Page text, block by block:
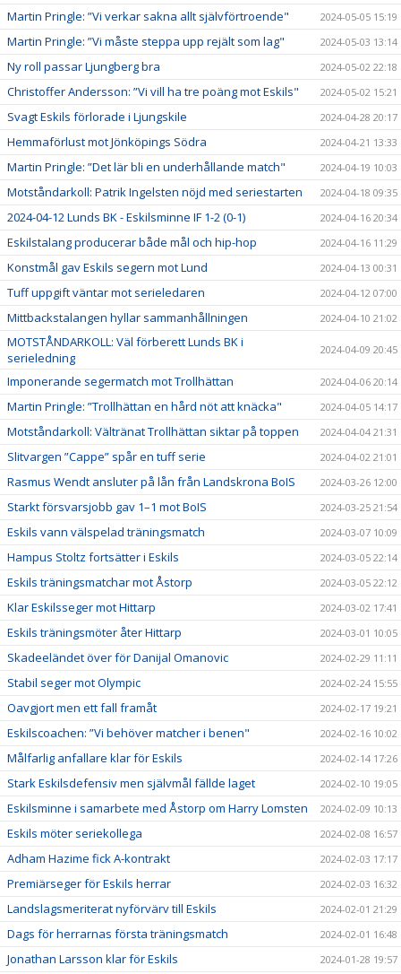
Martin Pringle: ”Vi verkar sakna allt självförtroende" 2024-05-05 15:19
Martin Pringle: ”Vi måste steppa upp rejält som lag" 2024-05-03 13:14
Ny roll passar Ljungberg bra 2024-05-02 22:18
Christoffer Andersson: ”Vi vill ha tre poäng mot Eskils" 2024-05-02 15:21
Svagt Eskils förlorade i Ljungskile 2024-04-28 20:17
Hemmaförlust mot Jönköpings Södra 2024-04-21 13:33
Martin Pringle: ”Det lär bli en underhållande match" 2024-04-19 10:03
Motståndarkoll: Patrik Ingelsten nöjd med seriestarten 2024-04-18 09:35
2024-04-12 Lunds BK - Eskilsminne IF 1-2 (0-1) 2024-04-16 20:34
Eskilstalang producerar både mål och hip-hop 2024-04-16 11:29
Konstmål gav Eskils segern mot Lund 2024-04-13 00:31
Tuff uppgift väntar mot serieledaren 2024-04-12 07:00
Mittbackstalangen hyllar sammanhållningen 2024-04-10 21:02
MOTSTÅNDARKOLL: Väl förberett Lunds BK i
serieledning
2024-04-09 20:45
Imponerande segermatch mot Trollhättan 2024-04-06 20:14
Martin Pringle: ”Trollhättan en hård nöt att knäcka" 2024-04-05 14:17
Motståndarkoll: Vältränat Trollhättan siktar på toppen 2024-04-04 21:31
Slitvargen ”Cappe” spår en tuff serie 2024-04-02 21:01
Rasmus Wendt ansluter på lån från Landskrona BoIS 2024-03-26 12:00
Starkt försvarsjobb gav 1–1 mot BoIS 2024-03-25 21:54
Eskils vann välspelad träningsmatch 2024-03-07 10:09
Hampus Stoltz fortsätter i Eskils 2024-03-05 22:14
Eskils träningsmatchar mot Åstorp 2024-03-05 22:12
Klar Eskilsseger mot Hittarp 2024-03-02 17:41
Eskils träningsmöter åter Hittarp 2024-03-01 10:05
Skadeeländet över för Danijal Omanovic 2024-02-29 11:11
Stabil seger mot Olympic 2024-02-24 15:55
Oavgjort men ett fall framåt 2024-02-17 19:21
Eskilscoachen: ”Vi behöver matcher i benen" 2024-02-16 10:02
Målfarlig anfallare klar för Eskils 2024-02-14 17:26
Stark Eskilsdefensiv men självmål fällde laget 2024-02-10 19:05
Eskilsminne i samarbete med Åstorp om Harry Lomsten 2024-02-09 10:13
Eskils möter seriekollega 2024-02-08 16:57
Adham Hazime fick A-kontrakt 2024-02-03 17:17
Premiärseger för Eskils herrar 2024-02-03 16:32
Landslagsmeriterat nyförvärv till Eskils 2024-02-01 21:29
Dags för herrarnas första träningsmatch 2024-02-01 16:48
Jonathan Larsson klar för Eskils 2024-01-28 19:57